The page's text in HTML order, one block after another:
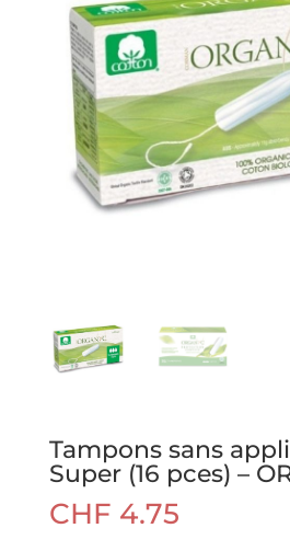
Tampons sans
Super (16 pces) –
CHF 4.75